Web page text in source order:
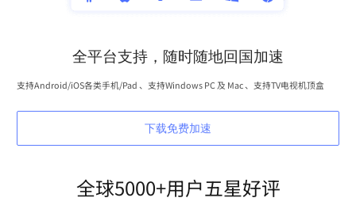
全平台支持，随时随地回国加速
支持Android/iOS各类手机/Pad 、支持Windows PC 及 Mac 、支持TV电视机顶盒
下载免费加速
全球5000+用户五星好评